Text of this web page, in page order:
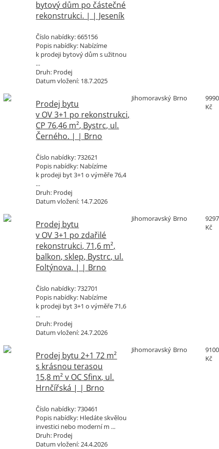
bytový dům po částečné
rekonstrukci. | | Jeseník
Číslo nabídky:665156
Popis nabídky: Nabízíme
k prodeji bytový dům s užitnou
...
Druh: Prodej
Datum vložení: 18.7.2025
Prodej bytu
v OV 3+1 po rekonstrukci,
CP 76,46 m², Bystrc, ul.
Černého. | | Brno
Číslo nabídky:732621
Popis nabídky: Nabízíme
k prodeji byt 3+1 o výměře 76,4
...
Druh: Prodej
Datum vložení: 14.7.2026
Jihomoravský Brno
Kč
Prodej bytu
v OV 3+1 po zdařilé
rekonstrukci, 71,6 m²,
balkon, sklep, Bystrc, ul.
Foltýnova. | | Brno
Číslo nabídky:732701
Popis nabídky: Nabízíme
k prodeji byt 3+1 o výměře 71,6
...
Druh: Prodej
Datum vložení:24.7.2026
Jihomoravský Brno
Kč
Prodej bytu 2+1 72 m²
s krásnou terasou
15,8 m² v OC Sfinx, ul.
Hrnčířská | | Brno
Číslo nabídky:730461
Popis nabídky: Hledáte skvělou
investici nebo moderní m ...
Druh: Prodej
Datum vložení:24.4.2026
Jihomoravský Brno
Kč